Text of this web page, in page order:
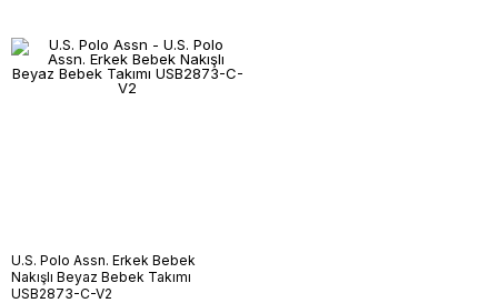
U.S. Polo Assn. Erkek Bebek
Nakışlı Beyaz Bebek Takımı
USB2873-C-V2